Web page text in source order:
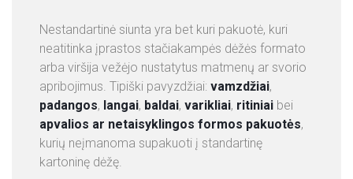
Nestandartinė siunta yra bet kuri pakuotė, kuri
neatitinka įprastos stačiakampės dėžės formato
arba viršija vežėjo nustatytus matmenų ar svorio
apribojimus. Tipiški pavyzdžiai: vamzdžiai,
padangos, langai, baldai, varikliai, ritiniai bei
apvalios ar netaisyklingos formos pakuotės,
kurių neįmanoma supakuoti į standartinę
kartoninę dėžę.